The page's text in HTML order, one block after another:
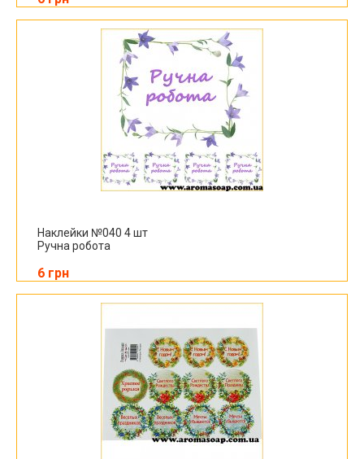
Наклейки №040 4 шт
Ручна робота
6 грн